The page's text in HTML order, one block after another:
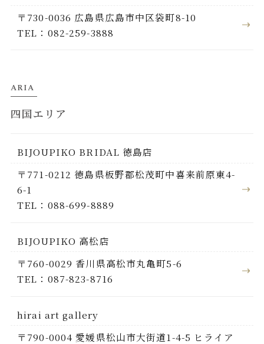
〒730-0036 広島県広島市中区袋町8-10
TEL：082-259-3888
ARIA
四国エリア
BIJOUPIKO BRIDAL 徳島店
〒771-0212 徳島県板野郡松茂町中喜来前原東4-
6-1
TEL：088-699-8889
BIJOUPIKO 高松店
〒760-0029 香川県高松市丸亀町5-6
TEL：087-823-8716
hirai art gallery
〒790-0004 愛媛県松山市大街道1-4-5 ヒライア